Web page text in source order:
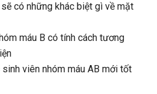
có những khác biệt gì về mặt
máu B có tính cách tương
viên nhóm máu AB mới tốt